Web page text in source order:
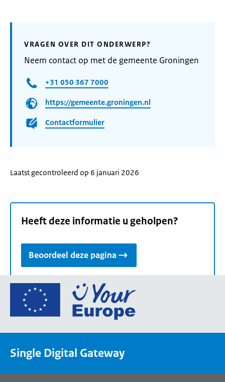
VRAGEN OVER DIT ONDERWERP?
Neem contact op met de gemeente Groningen
+31 050 367 7000
https://gemeente.groningen.nl
Contactformulier
Laatst gecontroleerd op 6 januari 2026
Heeft deze informatie u geholpen?
Beoordeel deze pagina
Ga
de
een
Single Digital Gateway